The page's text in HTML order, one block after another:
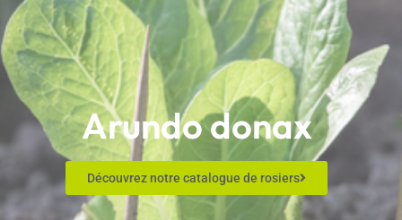
Arundo donax
Découvrez notre catalogue de rosiers